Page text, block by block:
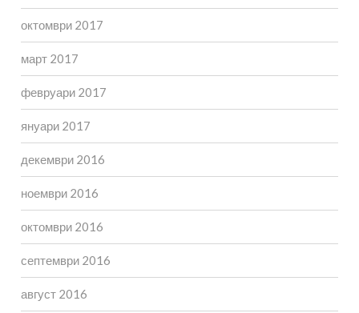
октомври 2017
март 2017
февруари 2017
януари 2017
декември 2016
ноември 2016
октомври 2016
септември 2016
август 2016